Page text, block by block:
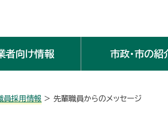
者向け情報 市政・市の紹
員採用情報 > 先輩職員からのメッセージ